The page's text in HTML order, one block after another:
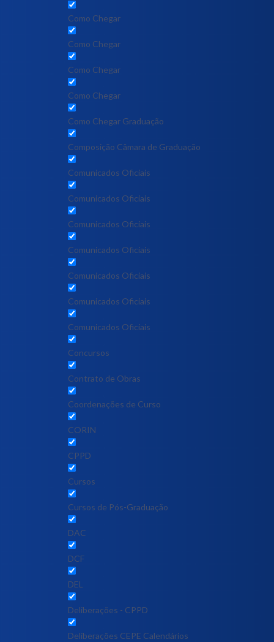
Como Chegar
Como Chegar
Como Chegar
Como Chegar
Como Chegar Graduação
Composição Câmara de Graduação
Comunicados Oficiais
Comunicados Oficiais
Comunicados Oficiais
Comunicados Oficiais
Comunicados Oficiais
Comunicados Oficiais
Comunicados Oficiais
Concursos
Contrato de Obras
Coordenações de Curso
CORIN
CPPD
Cursos
Cursos de Pós-Graduação
DAC
DCF
DEL
Deliberações - CPPD
Deliberações CEPE Calendários